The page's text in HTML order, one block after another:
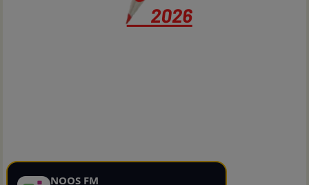
NOOS FM